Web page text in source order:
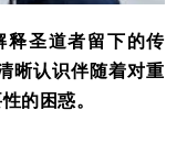
释圣道者留下的传
晰认识伴随着对重
的困惑。